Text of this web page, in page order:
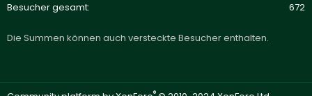
Besucher gesamt 672
Die Summen können auch versteckte Besucher enthalten.
®